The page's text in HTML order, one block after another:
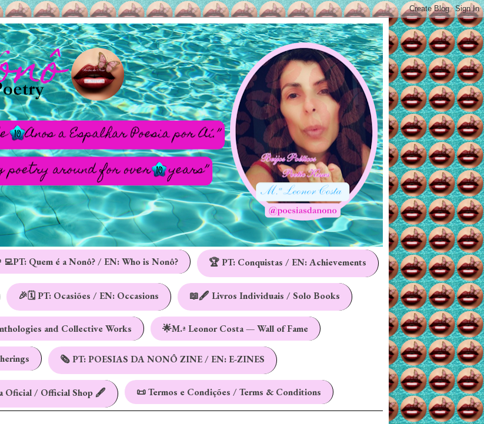
Quem é a Nonô? / EN: Who is Nonô? 🏆 PT: Conquistas / EN: Achievements
🎉🗓️ PT: Ocasiões / EN: Occasions 📖🖋️ Livros Individuais / Solo Books
and Collective Works 🌟M.ª Leonor Costa — Wall of Fame
🗞️ PT: POESIAS DA NONÔ ZINE / EN: E-ZINES
Oficial / Official Shop 🖋️ 📜 Termos e Condições / Terms & Conditions